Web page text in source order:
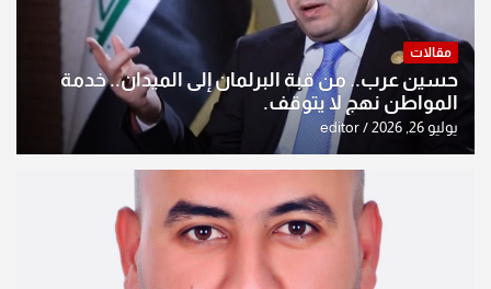
مقالات
حسين عرب.. من قبة البرلمان إلى الميدان.. خدمة
المواطن نهج لا يتوقف.
يوليو 26, 2026 editor